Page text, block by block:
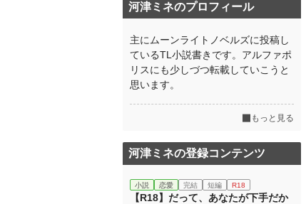
河津ミネのプロフィール
主にムーンライトノベルズに投稿し
ているTL小説書きです。アルファポ
リスにも少しづつ転載していこうと
思います。
もっと見る
河津ミネの登録コンテンツ
小説 恋愛 完結 短編 R18
【R18】だって、あなたが下手だか